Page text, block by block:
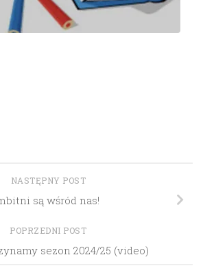
NASTĘPNY POST
są wśród nas!
POPRZEDNI POST
sezon 2024/25 (video)